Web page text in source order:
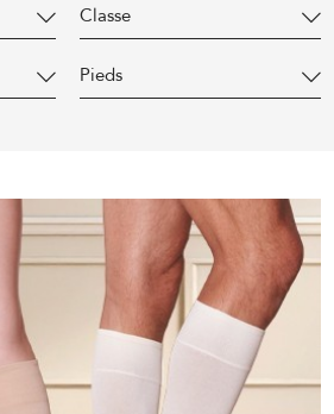
Classe
Pieds